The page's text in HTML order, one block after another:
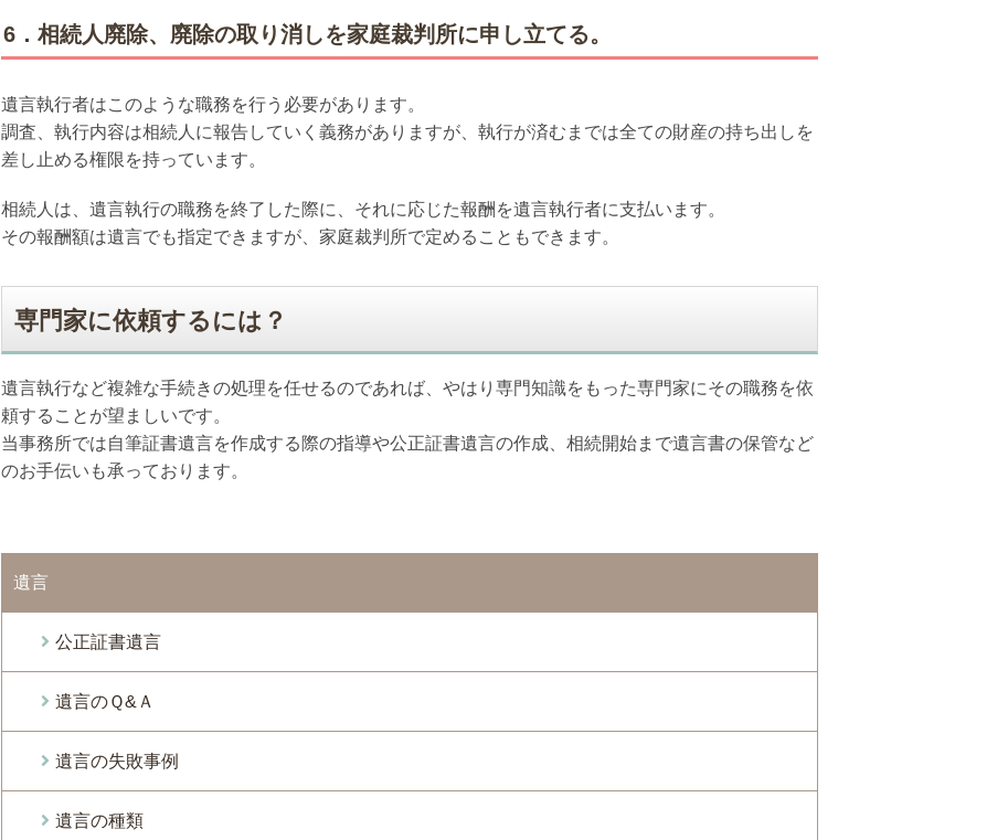
6．相続人廃除、廃除の取り消しを家庭裁判所に申し立てる。
遺言執行者はこのような職務を行う必要があります。
調査、執行内容は相続人に報告していく義務がありますが、執行が済むまでは全ての財産の持ち出しを
差し止める権限を持っています。
相続人は、遺言執行の職務を終了した際に、それに応じた報酬を遺言執行者に支払います。
その報酬額は遺言でも指定できますが、家庭裁判所で定めることもできます。
専門家に依頼するには？
遺言執行など複雑な手続きの処理を任せるのであれば、やはり専門知識をもった専門家にその職務を依
頼することが望ましいです。
当事務所では自筆証書遺言を作成する際の指導や公正証書遺言の作成、相続開始まで遺言書の保管など
のお手伝いも承っております。
遺言
公正証書遺言
遺言のＱ&Ａ
遺言の失敗事例
遺言の種類